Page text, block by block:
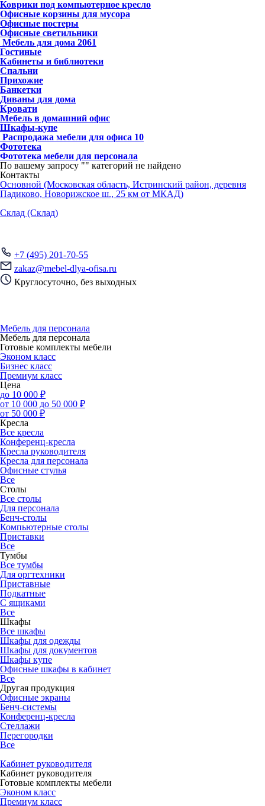
Коврики под компьютерное кресло
Офисные корзины для мусора
Офисные постеры
Офисные светильники
Мебель для дома 2061
Гостиные
Кабинеты и библиотеки
Спальни
Прихожие
Банкетки
Диваны для дома
Кровати
Мебель в домашний офис
Шкафы-купе
Распродажа мебели для офиса 10
Фототека
Фототека мебели для персонала
По вашему запросу "" категорий не найдено
Контакты
Основной (Московская область, Истринский район, деревня
Падиково, Новорижское ш., 25 км от МКАД)
Склад (Склад)
+7 (495) 201-70-55
zakaz@mebel-dlya-ofisa.ru
Круглосуточно, без выходных
Мебель для персонала
Мебель для персонала
Готовые комплекты мебели
Эконом класс
Бизнес класс
Премиум класс
Цена
до 10 000 ₽
от 10 000 до 50 000 ₽
от 50 000 ₽
Кресла
Все кресла
Конференц-кресла
Кресла руководителя
Кресла для персонала
Офисные стулья
Все
Столы
Все столы
Для персонала
Бенч-столы
Компьютерные столы
Приставки
Все
Тумбы
Все тумбы
Для оргтехники
Приставные
Подкатные
С ящиками
Все
Шкафы
Все шкафы
Шкафы для одежды
Шкафы для документов
Шкафы купе
Офисные шкафы в кабинет
Все
Другая продукция
Офисные экраны
Бенч-системы
Конференц-кресла
Стеллажи
Перегородки
Все
Кабинет руководителя
Кабинет руководителя
Готовые комплекты мебели
Эконом класс
Премиум класс